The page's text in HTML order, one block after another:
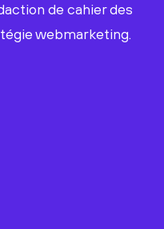
de cahier des
webmarketing.